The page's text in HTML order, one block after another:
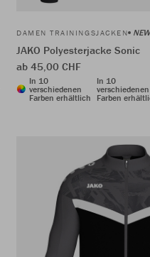
DAMEN TRAININGSJACKEN
JAKO Polyesterjacke Sonic
ab 45,00 CHF
In 10
verschiedenen
Farben erhältlich
In 10
verschiedenen
Farben